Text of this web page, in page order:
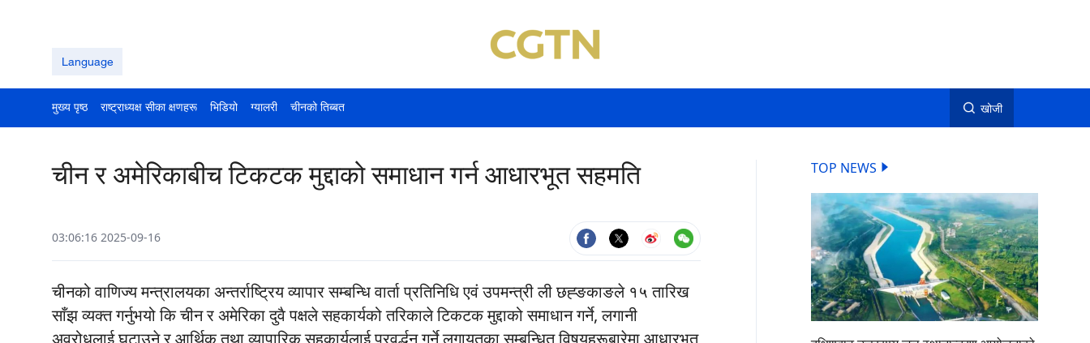
Language
मुख्य पृष्ठ राष्ट्राध्यक्ष सीका क्षणहरू भिडियो ग्यालरी चीनको तिब्बत खोजी
चीन र अमेरिकाबीच टिकटक मुद्दाको समाधान गर्न आधारभूत सहमति
03:06:16 2025-09-16
चीनको वाणिज्य मन्त्रालयका अन्तर्राष्ट्रिय व्यापार सम्बन्धि वार्ता प्रतिनिधि एवं उपमन्त्री ली छह्ङकाङले १५ तारिख
साँझ व्यक्त गर्नुभयो कि चीन र अमेरिका दुवै पक्षले सहकार्यको तरिकाले टिकटक मुद्दाको समाधान गर्ने, लगानी
TOP NEWS